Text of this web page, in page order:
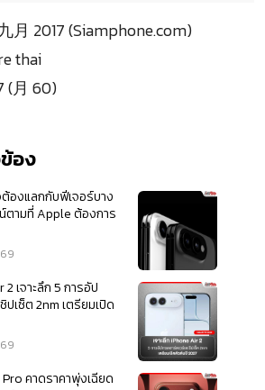
月 2017 (Siamphone.com)
thai
(月 60)
อง
องแลกกับฟีเจอร์บาง
ตามที่ Apple ต้องการ
เจาะลึก 5 การอัป
ปเซ็ต 2nm เตรียมเปิด
คาดราคาพุ่งเฉียด